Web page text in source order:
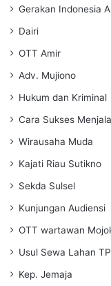
Gerakan Indonesia
Dairi
OTT Amir
Adv. Mujiono
Hukum dan Kriminal
Cara Sukses
Wirausaha Muda
Kajati Riau Sutikno
Sekda Sulsel
Kunjungan Audiensi
OTT wartawan
Usul Sewa Lahan
Kep. Jemaja